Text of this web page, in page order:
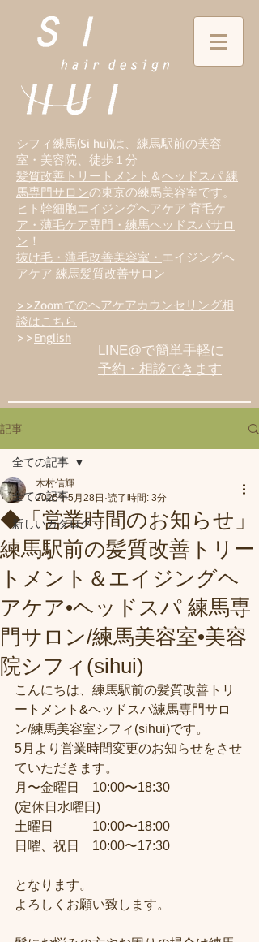
シフィ練馬(Si hui)は、 練馬駅前の美容
室・美容院、徒歩１分
髪質改善トリートメント ＆ヘッドスパ 練
馬専門サロンの東京の練馬美容室です。
ヒト幹細胞エイジングヘアケア 育毛ケ
ア・薄毛ケア専門・練馬ヘッドスパサロ
ン ！
抜け毛・薄毛改善美容室・ エイジングヘ
アケア 練馬髪質改善サロン
>>Zoomでのヘアケアカウンセリング相
談はこちら
>>English
LINE@で簡単手軽に
予約・相談できます
記事
全ての記事
新しいカタログ
全ての記事
◆「営業時間のお知らせ」
練馬駅前の髪質改善トリー
トメント＆エイジングヘ
アケア•ヘッドスパ 練馬専
門サロン/練馬美容室•美容
院シフィ(sihui)
木村信輝
2025年5月28日 読了時間: 3分
こんにちは、練馬駅前の髪質改善トリ
ートメント&ヘッドスパ練馬専門サロ
ン/練馬美容室シフィ(sihui)です。
5月より営業時間変更のお知らせをさせ
ていただきます。
月〜金曜日　10:00〜18:30
(定休日水曜日)
土曜日　　　10:00〜18:00
日曜、祝日　10:00〜17:30
となります。
よろしくお願い致します。